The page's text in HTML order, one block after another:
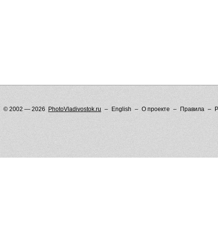
© 2002 — 2026 PhotoVladivostok.ru English О проекте Правила